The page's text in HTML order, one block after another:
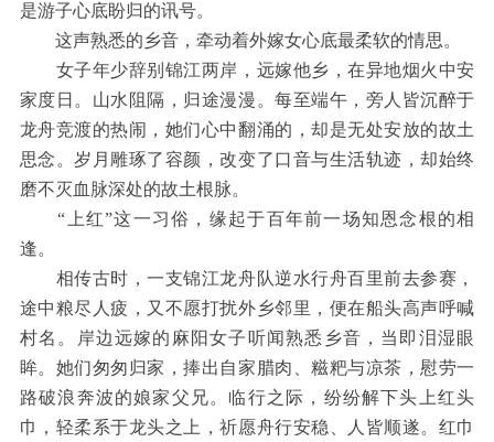
是游子心底盼归的讯号。
这声熟悉的乡音，牵动着外嫁女心底最柔软的情思。
女子年少辞别锦江两岸，远嫁他乡，在异地烟火中安
家度日。山水阻隔，归途漫漫。每至端午，旁人皆沉醉于
龙舟竞渡的热闹，她们心中翻涌的，却是无处安放的故土
思念。岁月雕琢了容颜，改变了口音与生活轨迹，却始终
磨不灭血脉深处的故土根脉。
“上红”这一习俗，缘起于百年前一场知恩念根的相
逢。
相传古时，一支锦江龙舟队逆水行舟百里前去参赛，
途中粮尽人疲，又不愿打扰外乡邻里，便在船头高声呼喊
村名。岸边远嫁的麻阳女子听闻熟悉乡音，当即泪湿眼
眸。她们匆匆归家，捧出自家腊肉、糍粑与凉茶，慰劳一
路破浪奔波的娘家父兄。临行之际，纷纷解下头上红头
巾，轻柔系于龙头之上，祈愿舟行安稳、人皆顺遂。红巾